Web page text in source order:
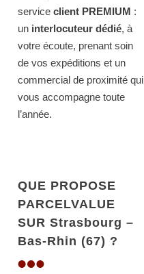
service client PREMIUM :
un interlocuteur dédié, à
votre écoute, prenant soin
de vos expéditions et un
commercial de proximité qui
vous accompagne toute
l’année.
QUE PROPOSE
PARCELVALUE
SUR Strasbourg –
Bas-Rhin (67) ?